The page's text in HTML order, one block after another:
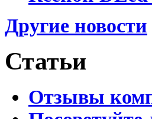
Другие новости
Статьи
Отзывы